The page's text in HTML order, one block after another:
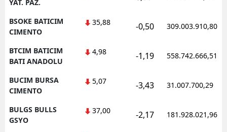
YAT. PAZ.
BSOKE BATICIM
CIMENTO
35,88 -0,50 309.003.910,80
BTCIM BATICIM
BATI ANADOLU
4,98 -1,19 558.742.666,51
BUCIM BURSA
CIMENTO
5,07 -3,43 31.007.700,29
BULGS BULLS
GSYO
37,00 -2,17 181.928.021,96